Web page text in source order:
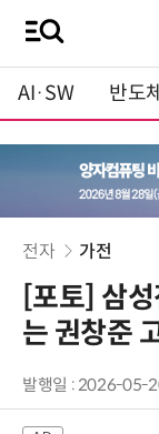
AI·SW 반도체
전자 가전
[포토] 삼
는 권창준
발행일 : 2026-05-